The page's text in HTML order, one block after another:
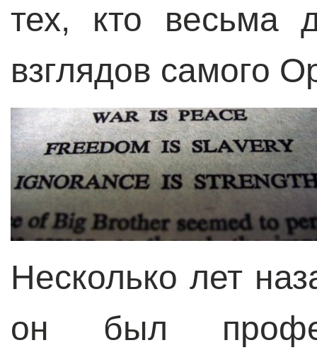
тех, кто весьма
взглядов самого
Несколько лет
он был